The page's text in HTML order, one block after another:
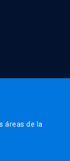
áreas de la